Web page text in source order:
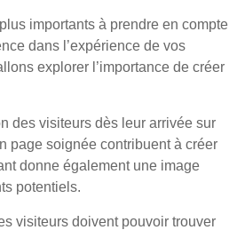
importants à prendre en compte
dans l’expérience de vos
explorer l’importance de créer
des visiteurs dès leur arrivée sur
page soignée contribuent à créer
donne également une image
potentiels.
visiteurs doivent pouvoir trouver